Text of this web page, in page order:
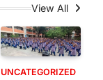
View All
UNCATEGORIZED